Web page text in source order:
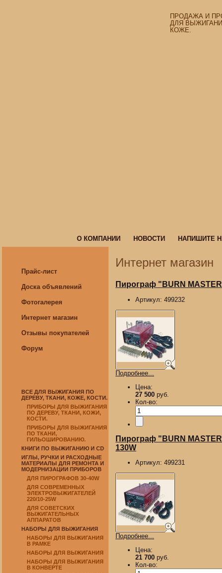
ПРОДАЖА И
ДЛЯ
КОЖЕ.
О КОМПАНИИ
НОВОСТИ
НАПИШИТЕ
Прайс-лист
Доска объявлений
Фотогалерея
Интернет магазин
Отзывы покупателей
Форум
ВСЕ ДЛЯ ВЫЖИГАНИЯ ПО
ДЕРЕВУ, ТКАНИ, КОЖЕ, КОСТИ.
ПРИБОРЫ ДЛЯ ВЫЖИГАНИЯ
ПО ДЕРЕВУ, ТКАНИ, КОЖИ,
КОСТИ.
ПРИБОРЫ ДЛЯ ВЫЖИГАНИЯ
ПО ТКАНИ,
ГИЛЬОШИРОВАНИЮ.
КНИГИ ПО ВЫЖИГАНИЮ И CD
ИГЛЫ, РУЧКИ И РАСХОДНЫЕ
МАТЕРИАЛЫ ДЛЯ РЕМОНТА И
МОДЕРНИЗАЦИИ ПРИБОРОВ
ДЛЯ ПИРОГРАФОВ 30-40W
ДЛЯ СОВРЕМЕННЫХ
ЭЛЕКТРОВЫЖИГАТЕЛЕЙ
220/10-25W
ДЛЯ СОВЕТСКИХ
ВЫЖИГАТЕЛЬНЫХ
АППАРАТОВ
НАБОРЫ ДЛЯ ВЫЖИГАНИЯ
НАБОРЫ ДЛЯ ВЫЖИГАНИЯ
В РАМКЕ
НАБОРЫ ДЛЯ ВЫЖИГАНИЯ
НАБОРЫ ДЛЯ ВЫЖИГАНИЯ
В КОНВЕРТЕ
Интернет магазин
Пирограф "BURN
Артикул: 499232
Подробнее...
Цена:
27 500 руб.
Кол-во:
Пирограф "BURN
130W
Артикул: 499231
Подробнее...
Цена:
21 700 руб.
Кол-во: